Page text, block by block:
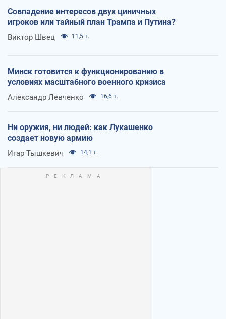
Совпадение интересов двух циничных
игроков или тайный план Трампа и Путина?
Виктор Швец 11,5 т.
Минск готовится к функционированию в
условиях масштабного военного кризиса
Александр Левченко 16,6 т.
Ни оружия, ни людей: как Лукашенко
создает новую армию
Игар Тышкевич 14,1 т.